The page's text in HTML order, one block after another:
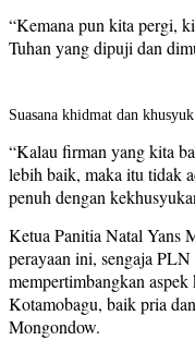
“Kemana pun kita pergi,
Tuhan yang dipuji dan
Suasana khidmat dan
“Kalau firman yang kita
lebih baik, maka itu tidak
penuh dengan
Ketua Panitia Natal Yans
perayaan ini, sengaja
mempertimbangkan
Kotamobagu, baik pria
Mongondow.